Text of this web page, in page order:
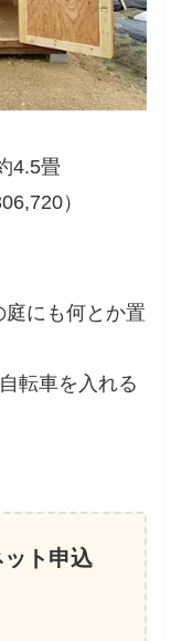
4.5畳
）
にも何とか置
転車を入れる
ット申込